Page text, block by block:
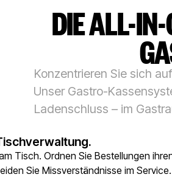
DIE ALL-IN-
Konzentrieren Sie sich
Unser Gastro-
Ladenschluss – im
Tisch. Ordnen Sie Bestellungen
Sie Missverständnisse im Service.